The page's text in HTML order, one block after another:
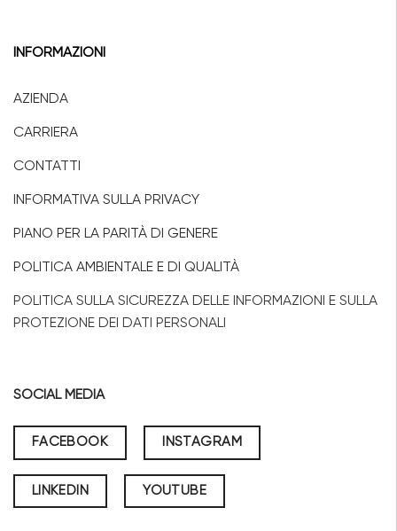
INFORMAZIONI
AZIENDA
CARRIERA
CONTATTI
INFORMATIVA SULLA PRIVACY
PIANO PER LA PARITÀ DI GENERE
POLITICA AMBIENTALE E DI QUALITÀ
POLITICA SULLA SICUREZZA DELLE INFORMAZIONI E SULLA
PROTEZIONE DEI DATI PERSONALI
SOCIAL MEDIA
FACEBOOK INSTAGRAM
LINKEDIN YOUTUBE